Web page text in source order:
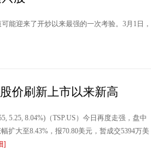
迎来了开炒以来最强的一次考验。3月1日，
价刷新上市以来新高
8.04%)（TSP.US）今日再度走强，盘中
扩大至8.43%，报70.80美元，暂成交5394万美
]